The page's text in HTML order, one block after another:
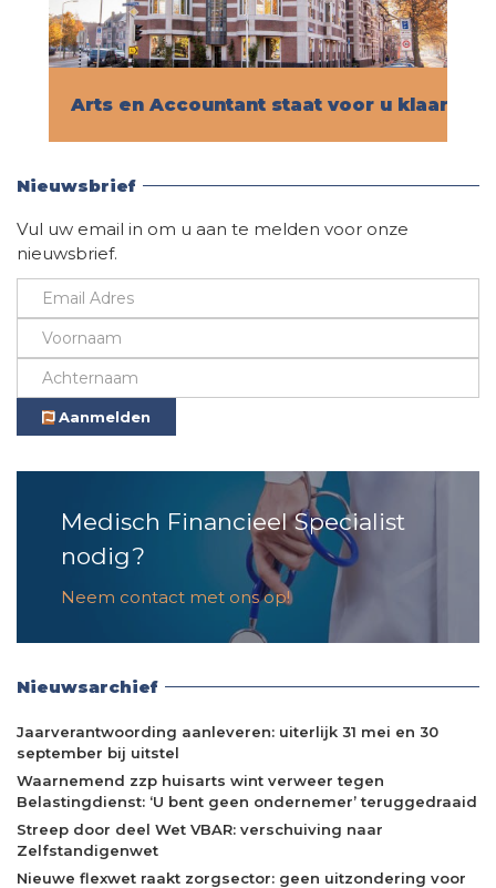
Arts en Accountant staat voor u klaar!
Nieuwsbrief
Vul uw email in om u aan te melden voor onze
nieuwsbrief.
Aanmelden
Medisch Financieel Specialist
nodig?
Neem contact met ons op!
Nieuwsarchief
Jaarverantwoording aanleveren: uiterlijk 31 mei en 30
september bij uitstel
Waarnemend zzp huisarts wint verweer tegen
Belastingdienst: ‘U bent geen ondernemer’ teruggedraaid
Streep door deel Wet VBAR: verschuiving naar
Zelfstandigenwet
Nieuwe flexwet raakt zorgsector: geen uitzondering voor